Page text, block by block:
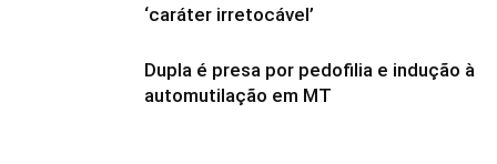
‘caráter irretocável’
Dupla é presa por pedofilia e indução à
automutilação em MT